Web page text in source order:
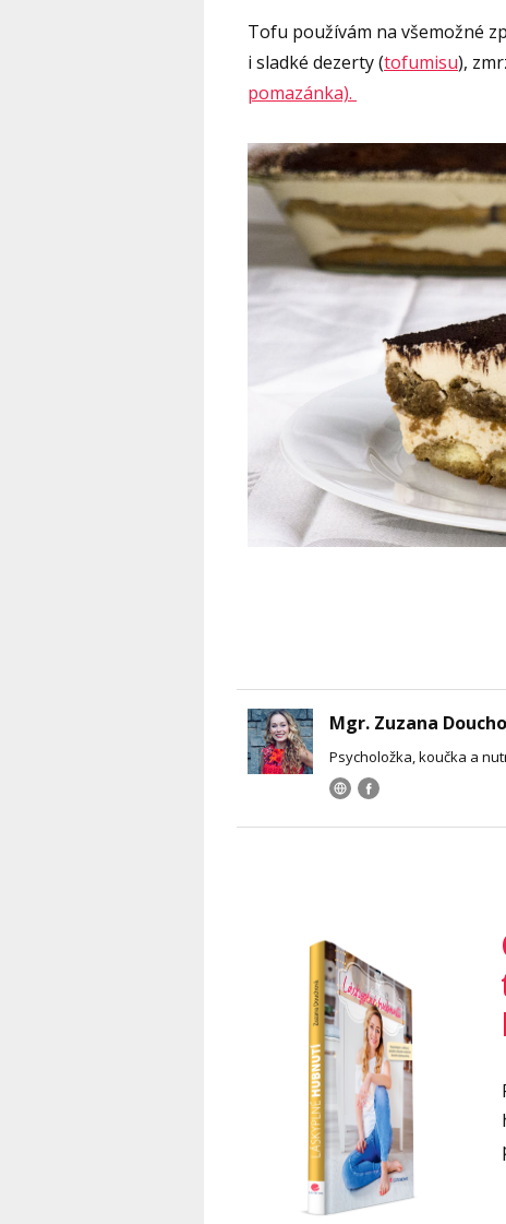
Tofu používám na všemožné
i sladké dezerty (tofumisu),
pomazánka).
Mgr. Zuzana
Psycholožka, koučka a